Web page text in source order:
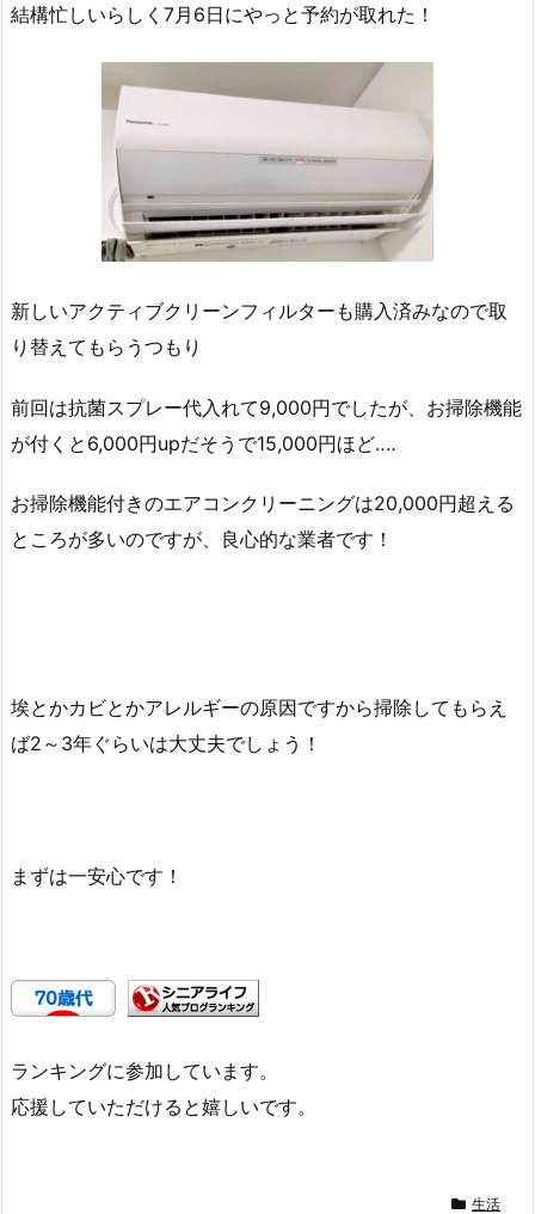
結構忙しいらしく7月6日にやっと予約が取れた！
新しいアクティブクリーンフィルターも購入済みなので取
り替えてもらうつもり
前回は抗菌スプレー代入れて9,000円でしたが、お掃除機能
が付くと6,000円upだそうで15,000円ほど‥‥
お掃除機能付きのエアコンクリーニングは20,000円超える
ところが多いのですが、良心的な業者です！
埃とかカビとかアレルギーの原因ですから掃除してもらえ
ば2～3年ぐらいは大丈夫でしょう！
まずは一安心です！
ランキングに参加しています。
応援していただけると嬉しいです。
生活